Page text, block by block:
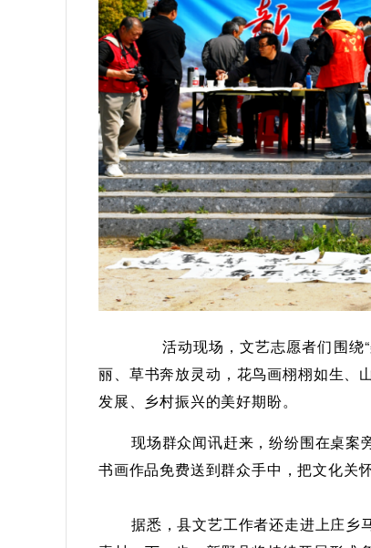
活动现场，文艺志愿者们围绕
丽、草书奔放灵动，花鸟画栩栩如生、
发展、乡村振兴的美好期盼。
现场群众闻讯赶来，纷纷围在桌案
书画作品免费送到群众手中，把文化关
据悉，县文艺工作者还走进上庄乡